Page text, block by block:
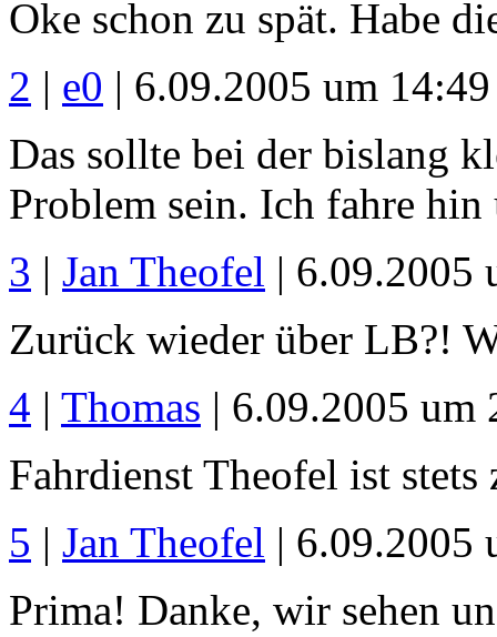
Oke schon zu spät. Habe
2 | e0 | 6.09.2005 um 14:49
Das sollte bei der bislang
Problem sein. Ich fahre
3 | Jan Theofel | 6.09.2005
Zurück wieder über LB?!
4 | Thomas | 6.09.2005 um
Fahrdienst Theofel ist
5 | Jan Theofel | 6.09.2005
Prima! Danke, wir sehen